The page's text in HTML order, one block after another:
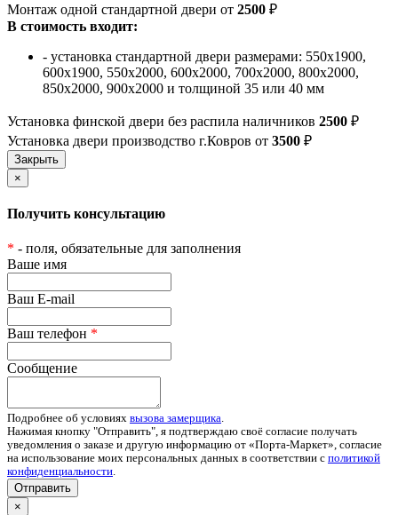
Монтаж одной стандартной двери от 2500 ₽
В стоимость входит:
- установка стандартной двери размерами: 550х1900,
600х1900, 550х2000, 600х2000, 700х2000, 800х2000,
850х2000, 900х2000 и толщиной 35 или 40 мм
Установка финской двери без распила наличников 2500 ₽
Установка двери производство г.Ковров от 3500 ₽
×
Получить консультацию
* - поля, обязательные для заполнения
Ваше имя
Ваш E-mail
Ваш телефон *
Сообщение
Подробнее об условиях вызова замерщика.
Нажимая кнопку "Отправить", я подтверждаю своё согласие получать
уведомления о заказе и другую информацию от «Порта-Маркет», согласие
на использование моих персональных данных в соответствии с политикой
конфиденциальности.
Отправить
×